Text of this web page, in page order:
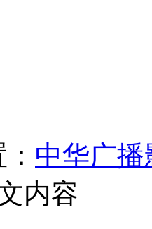
中华广
内容